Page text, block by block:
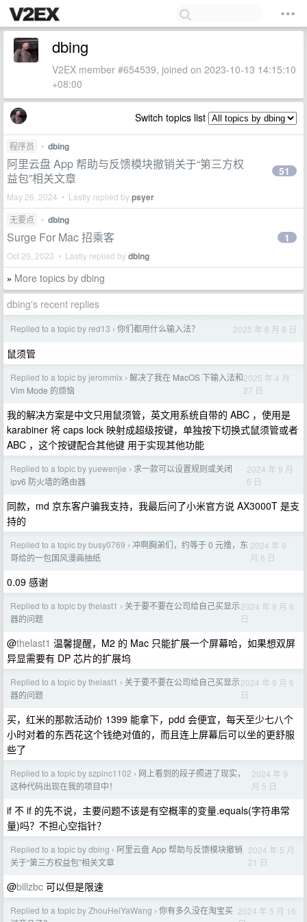
dbing
V2EX member #654539, joined on 2023-10-13 14:15:10
+08:00
Switch topics list
程序员 • dbing
阿里云盘 App 帮助与反馈模块撤销关于“第三方权
益包”相关文章
May 26, 2024 • Lastly replied bypsyer
51
无要点 • dbing
Surge For Mac 招乘客
Oct 20, 2023 • Lastly replied bydbing
1
» More topics by dbing
dbing's recent replies
Replied to a topic by red13 › 你们都用什么输入法？ 2025 年 8 月 8 日
鼠须管
Replied to a topic by jerommix › 解决了我在 MacOS 下输入法和
Vim Mode 的烦恼
2025 年 4 月
27 日
我的解决方案是中文只用鼠须管，英文用系统自带的 ABC ，使用是
karabiner 将 caps lock 映射成超级按键，单独按下切换式鼠须管或者
ABC ，这个按键配合其他键 用于实现其他功能
Replied to a topic by yuewenjie › 求一款可以设置规则或关闭
ipv6 防火墙的路由器
2024 年 9 月
6 日
同款，md 京东客户骗我支持，我最后问了小米官方说 AX3000T 是支
持的
Replied to a topic by busy0769 › 冲啊胸弟们，约等于 0 元撸，东
哥给的一包国风漫画抽纸
2024 年 9
月 6 日
0.09 感谢
Replied to a topic by thelast1 › 关于要不要在公司给自己买显示
器的问题
2024 年 9 月 6
日
@thelast1 温馨提醒，M2 的 Mac 只能扩展一个屏幕哈，如果想双屏
异显需要有 DP 芯片的扩展坞
Replied to a topic by thelast1 › 关于要不要在公司给自己买显示
器的问题
2024 年 9 月 6
日
买，红米的那款活动价 1399 能拿下，pdd 会便宜，每天至少七八个
小时对着的东西花这个钱绝对值的，而且连上屏幕后可以坐的更舒服
些了
Replied to a topic by szpinc1102 › 网上看到的段子照进了现实，
这种代码出现在我的项目中！
2024 年 9
月 5 日
if 不 if 的先不说，主要问题不该是有空概率的变量.equals(字符串常
量)吗？不担心空指针？
Replied to a topic by dbing › 阿里云盘 App 帮助与反馈模块撤销
关于“第三方权益包”相关文章
2024 年 5 月
21 日
@billzbc 可以但是限速
Replied to a topic by ZhouHeiYaWang › 你有多久没在淘宝买 2024 年 5 月 16